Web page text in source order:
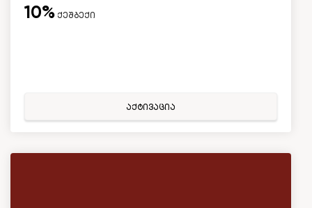
10% ქეშბექი
აქტივაცია